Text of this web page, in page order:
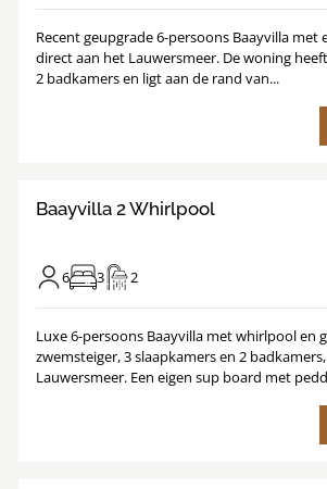
Recent geupgrade 6-persoons Baayvilla met
direct aan het Lauwersmeer. De woning
2 badkamers en ligt aan de rand van...
Baayvilla 2 Whirlpool
6 3 2
Luxe 6-persoons Baayvilla met whirlpool en
zwemsteiger, 3 slaapkamers en 2
Lauwersmeer. Een eigen sup board met